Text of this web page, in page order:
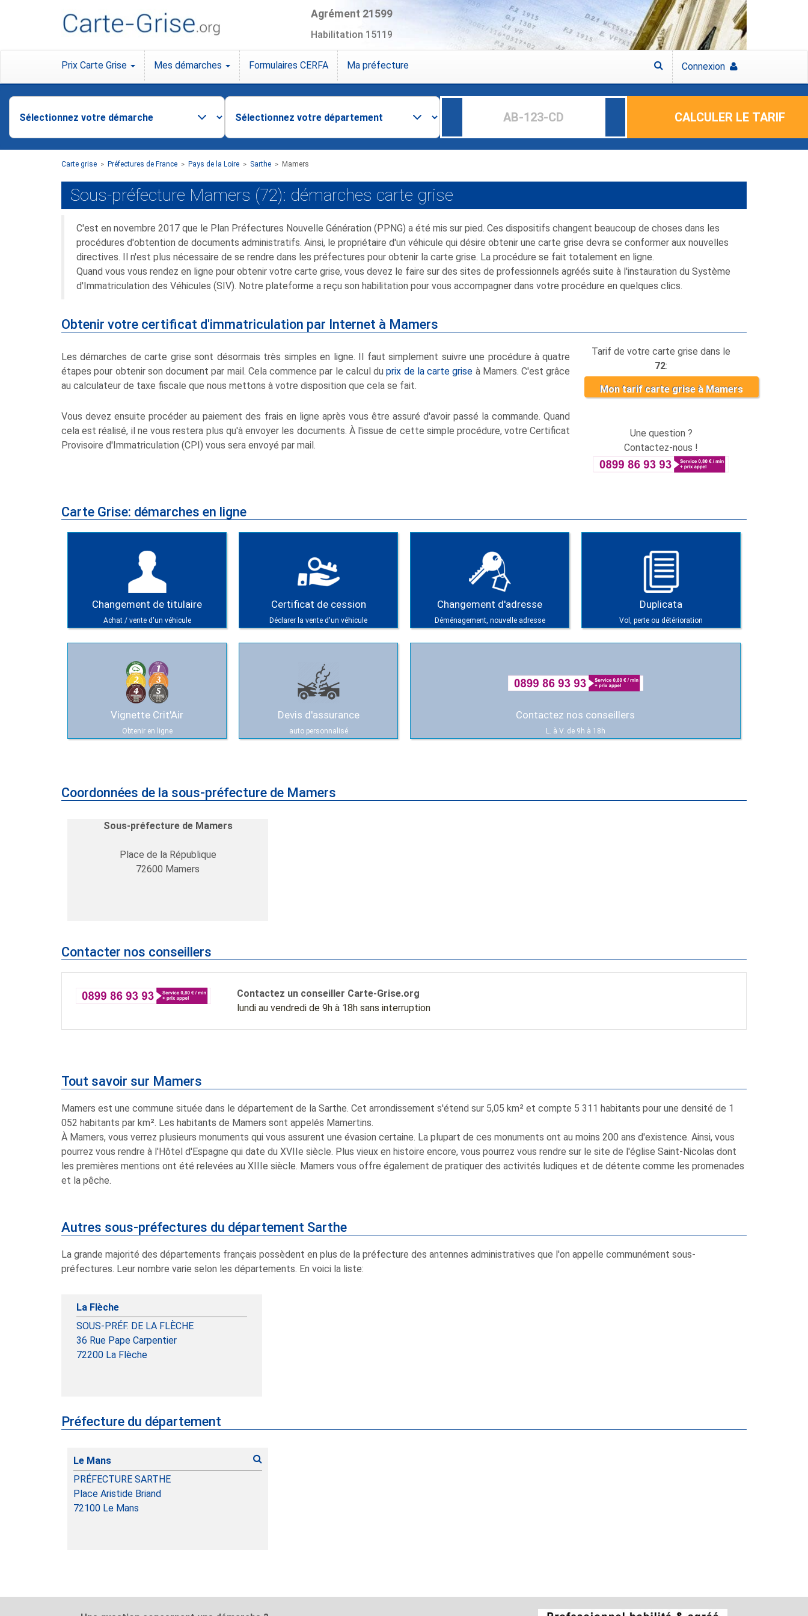
Agrément 21599
Habilitation 15119
Prix Carte Grise Mes démarches Formulaires CERFA Ma préfecture Connexion
CALCULER LE TARIF
Carte grise > Préfectures de France > Pays de la Loire > Sarthe > Mamers
Sous-préfecture Mamers (72): démarches carte grise
C'est en novembre 2017 que le Plan Préfectures Nouvelle Génération (PPNG) a été mis sur pied. Ces dispositifs changent beaucoup de choses dans les
procédures d'obtention de documents administratifs. Ainsi, le propriétaire d'un véhicule qui désire obtenir une carte grise devra se conformer aux nouvelles
directives. Il n'est plus nécessaire de se rendre dans les préfectures pour obtenir la carte grise. La procédure se fait totalement en ligne.
Quand vous vous rendez en ligne pour obtenir votre carte grise, vous devez le faire sur des sites de professionnels agréés suite à l'instauration du Système
d'Immatriculation des Véhicules (SIV). Notre plateforme a reçu son habilitation pour vous accompagner dans votre procédure en quelques clics.
Obtenir votre certificat d'immatriculation par Internet à Mamers
Les démarches de carte grise sont désormais très simples en ligne. Il faut simplement suivre une procédure à quatre
étapes pour obtenir son document par mail. Cela commence par le calcul duprix de la carte grise à Mamers. C'est grâce
au calculateur de taxe fiscale que nous mettons à votre disposition que cela se fait.
Vous devez ensuite procéder au paiement des frais en ligne après vous être assuré d'avoir passé la commande. Quand
cela est réalisé, il ne vous restera plus qu'à envoyer les documents. À l'issue de cette simple procédure, votre Certificat
Provisoire d'Immatriculation (CPI) vous sera envoyé par mail.
Tarif de votre carte grise dans le
72:
Mon tarif carte grise à Mamers
Une question ?
Contactez-nous !
Carte Grise: démarches en ligne
Changement de titulaire
Achat / vente d'un véhicule
Certificat de cession
Déclarer la vente d'un véhicule
Changement d'adresse
Déménagement, nouvelle adresse
Duplicata
Vol, perte ou détérioration
Vignette Crit'Air
Obtenir en ligne
Devis d'assurance
auto personnalisé
Contactez nos conseillers
L. à V. de 9h à 18h
Coordonnées de la sous-préfecture de Mamers
Sous-préfecture de Mamers
Place de la République
72600 Mamers
Contacter nos conseillers
Contactez un conseiller Carte-Grise.org
lundi au vendredi de 9h à 18h sans interruption
Tout savoir sur Mamers
Mamers est une commune située dans le département de la Sarthe. Cet arrondissement s'étend sur 5,05 km² et compte 5 311 habitants pour une densité de 1
052 habitants par km². Les habitants de Mamers sont appelés Mamertins.
À Mamers, vous verrez plusieurs monuments qui vous assurent une évasion certaine. La plupart de ces monuments ont au moins 200 ans d'existence. Ainsi, vous
pourrez vous rendre à l'Hôtel d'Espagne qui date du XVIIe siècle. Plus vieux en histoire encore, vous pourrez vous rendre sur le site de l'église Saint-Nicolas dont
les premières mentions ont été relevées au XIIIe siècle. Mamers vous offre également de pratiquer des activités ludiques et de détente comme les promenades
et la pêche.
Autres sous-préfectures du département Sarthe
La grande majorité des départements français possèdent en plus de la préfecture des antennes administratives que l'on appelle communément sous-
préfectures. Leur nombre varie selon les départements. En voici la liste:
La Flèche
SOUS-PRÉF. DE LA FLÈCHE
36 Rue Pape Carpentier
72200 La Flèche
Préfecture du département
Le Mans
PRÉFECTURE SARTHE
Place Aristide Briand
72100 Le Mans